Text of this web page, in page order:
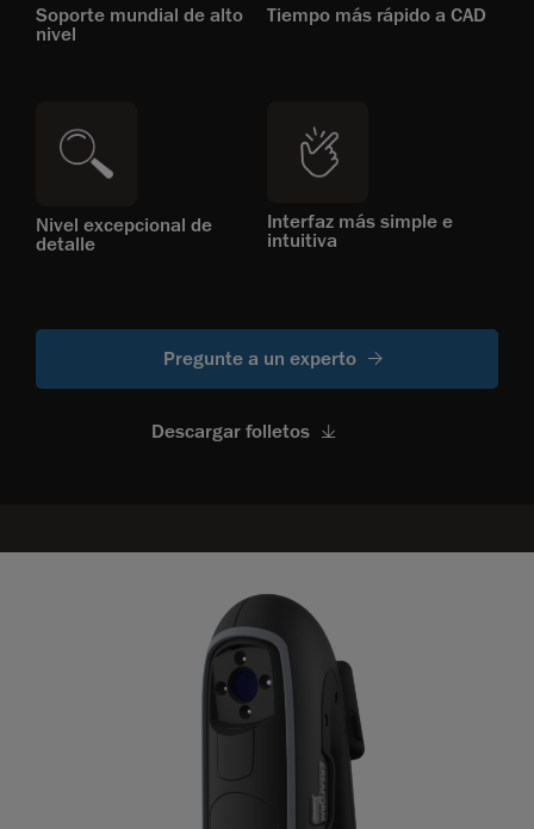
Soporte mundial de alto
nivel
Tiempo más rápido a CAD
Nivel excepcional de
detalle
Interfaz más simple e
intuitiva
Pregunte a un experto
Descargar folletos